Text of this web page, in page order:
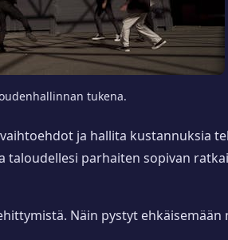
tukena.
ja hallita kustannuksia
parhaiten sopivan
Näin pystyt